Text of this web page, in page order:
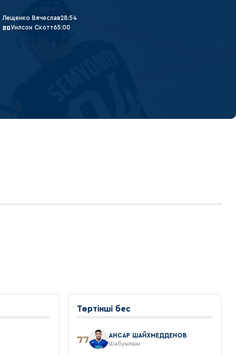
28:54
Лещенко Вячеслав
65:00
Уилсон Скотт
20
Төртінші бес
77 АНСАР ШАЙХМЕДДЕНОВ
Шабуылшы